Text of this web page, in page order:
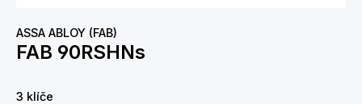
ASSA ABLOY (FAB)
FAB 90RSHNs
3 klíče